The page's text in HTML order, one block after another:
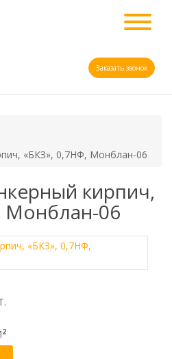
Заказать звонок
«БКЗ», 0,7НФ, Монблан-06
кирпич,
Монблан-06
2